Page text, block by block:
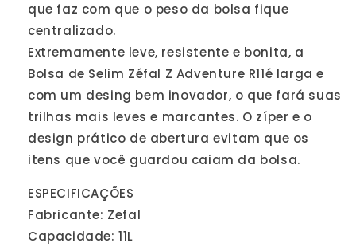
que faz com que o peso da bolsa fique
centralizado.
Extremamente leve, resistente e bonita, a
Bolsa de Selim Zéfal Z Adventure R11é larga e
com um desing bem inovador, o que fará suas
trilhas mais leves e marcantes. O zíper e o
design prático de abertura evitam que os
itens que você guardou caiam da bolsa.
ESPECIFICAÇÕES
Fabricante: Zefal
Capacidade: 11L